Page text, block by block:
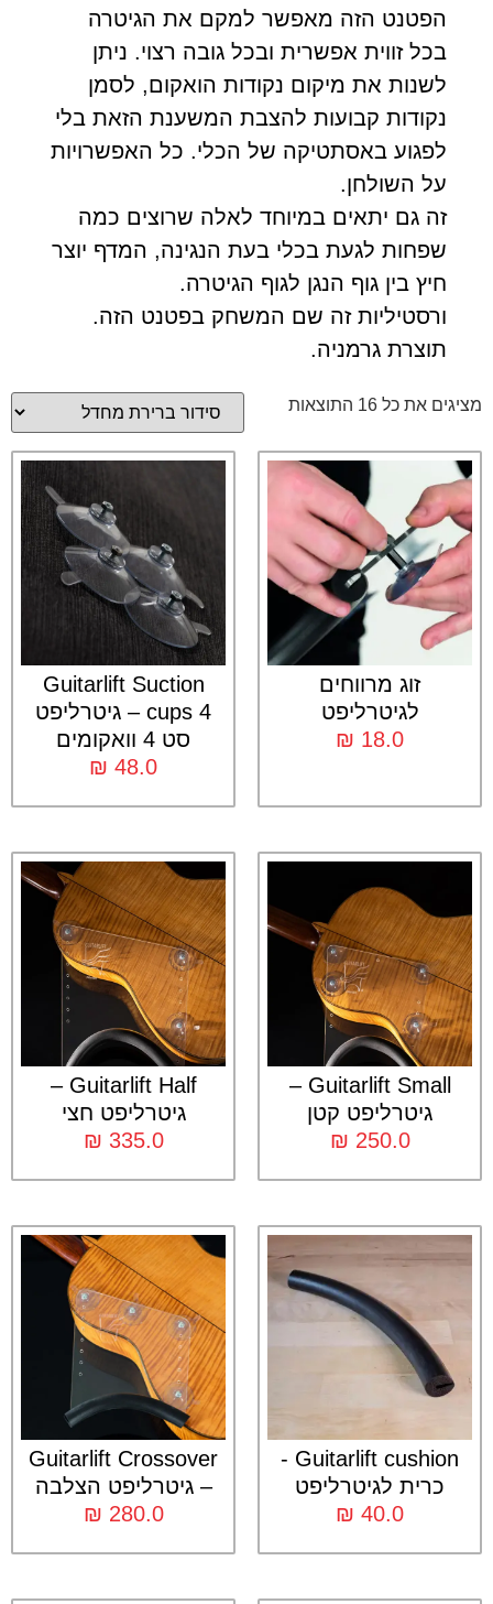
הפטנט הזה מאפשר למקם את הגיטרה
בכל זווית אפשרית ובכל גובה רצוי. ניתן
לשנות את מיקום נקודות הואקום, לסמן
נקודות קבועות להצבת המשענת הזאת בלי
לפגוע באסתטיקה של הכלי. כל האפשרויות
על השולחן.
זה גם יתאים במיוחד לאלה שרוצים כמה
שפחות לגעת בכלי בעת הנגינה, המדף יוצר
חיץ בין גוף הנגן לגוף הגיטרה.
ורסטיליות זה שם המשחק בפטנט הזה.
תוצרת גרמניה.
מציגים את כל ⁦16⁩ התוצאות
זוג מרווחים
לגיטרליפט
₪ 18.0
Guitarlift Suction
cups 4 – גיטרליפט
סט 4 וואקומים
₪ 48.0
Guitarlift Small –
גיטרליפט קטן
₪ 250.0
Guitarlift Half –
גיטרליפט חצי
₪ 335.0
Guitarlift cushion -
כרית לגיטרליפט
₪ 40.0
Guitarlift Crossover
– גיטרליפט הצלבה
₪ 280.0